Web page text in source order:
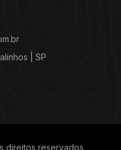
| SP
direitos reservados